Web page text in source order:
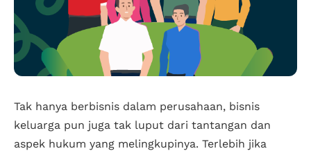
Tak hanya berbisnis dalam perusahaan, bisnis
keluarga pun juga tak luput dari tantangan dan
aspek hukum yang melingkupinya. Terlebih jika